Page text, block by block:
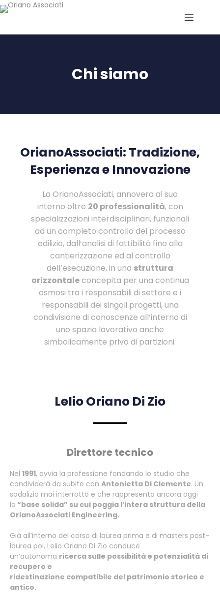
Chi siamo
OrianoAssociati: Tradizione,
Esperienza e Innovazione
La OrianoAssociati, annovera al suo
interno oltre 20 professionalità, con
specializzazioni interdisciplinari, funzionali
ad un completo controllo del processo
edilizio, dall’analisi di fattibilità fino alla
cantierizzazione ed al controllo
dell’esecuzione, in una struttura
orizzontaleconcepita per una continua
osmosi tra i responsabili di settore e i
responsabili dei singoli progetti, una
condivisione di conoscenze all’interno di
uno spazio lavorativo anche
simbolicamente privo di partizioni.
Lelio Oriano Di Zio
Direttore tecnico
Nel 1991, avvia la professione fondando lo studio che
condividerà da subito con Antonietta Di Clemente. Un
sodalizio mai interrotto e che rappresenta ancora oggi
la “base solida” su cui poggia l’intera struttura della
OrianoAssociati Engineering.
Già all’interno del corso di laurea prima e di masters post-
laurea poi, Lelio Oriano Di Zio conduce
un’autonoma ricerca sulle possibilità e potenzialità di
recupero e
ridestinazione compatibile del patrimonio storico e
antico.